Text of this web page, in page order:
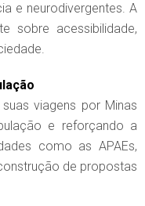
e neurodivergentes. A
sobre acessibilidade,
viagens por Minas
e reforçando a
como as APAEs,
de propostas